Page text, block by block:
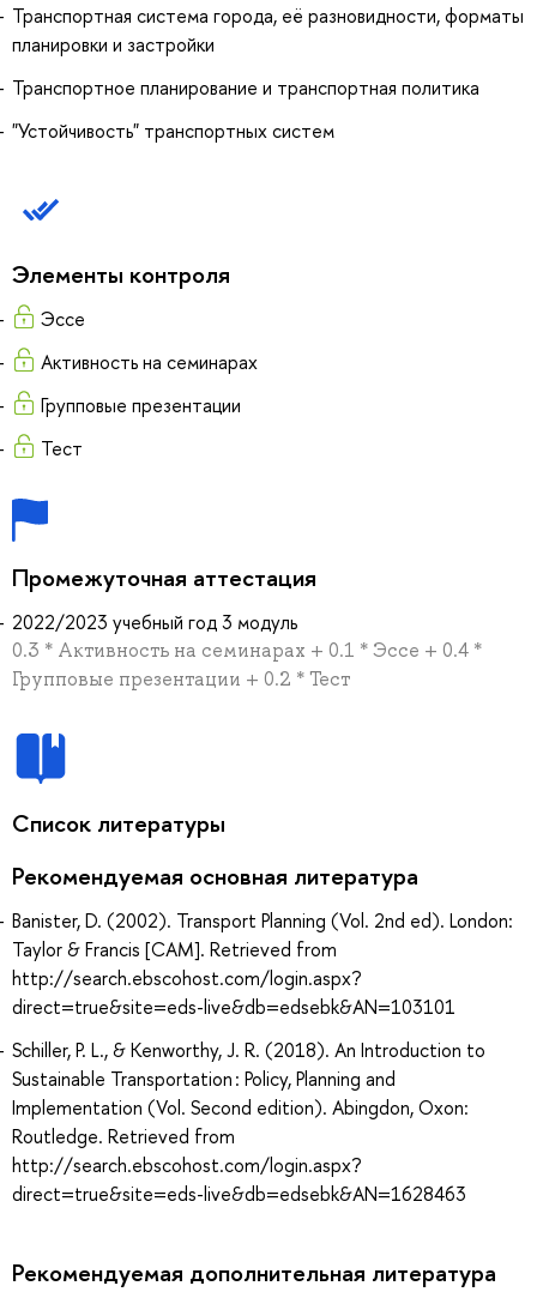
Транспортная система города, её разновидности, форматы
планировки и застройки
Транспортное планирование и транспортная политика
"Устойчивость" транспортных систем
Элементы контроля
Эссе
Активность на семинарах
Групповые презентации
Тест
Промежуточная аттестация
2022/2023 учебный год 3 модуль
0.3 * Активность на семинарах + 0.1 * Эссе + 0.4 *
Групповые презентации + 0.2 * Тест
Список литературы
Рекомендуемая основная литература
Banister, D. (2002). Transport Planning (Vol. 2nd ed). London:
Taylor & Francis [CAM]. Retrieved from
http://search.ebscohost.com/login.aspx?
direct=true&site=eds-live&db=edsebk&AN=103101
Schiller, P. L., & Kenworthy, J. R. (2018). An Introduction to
Sustainable Transportation : Policy, Planning and
Implementation (Vol. Second edition). Abingdon, Oxon:
Routledge. Retrieved from
http://search.ebscohost.com/login.aspx?
direct=true&site=eds-live&db=edsebk&AN=1628463
Рекомендуемая дополнительная литература